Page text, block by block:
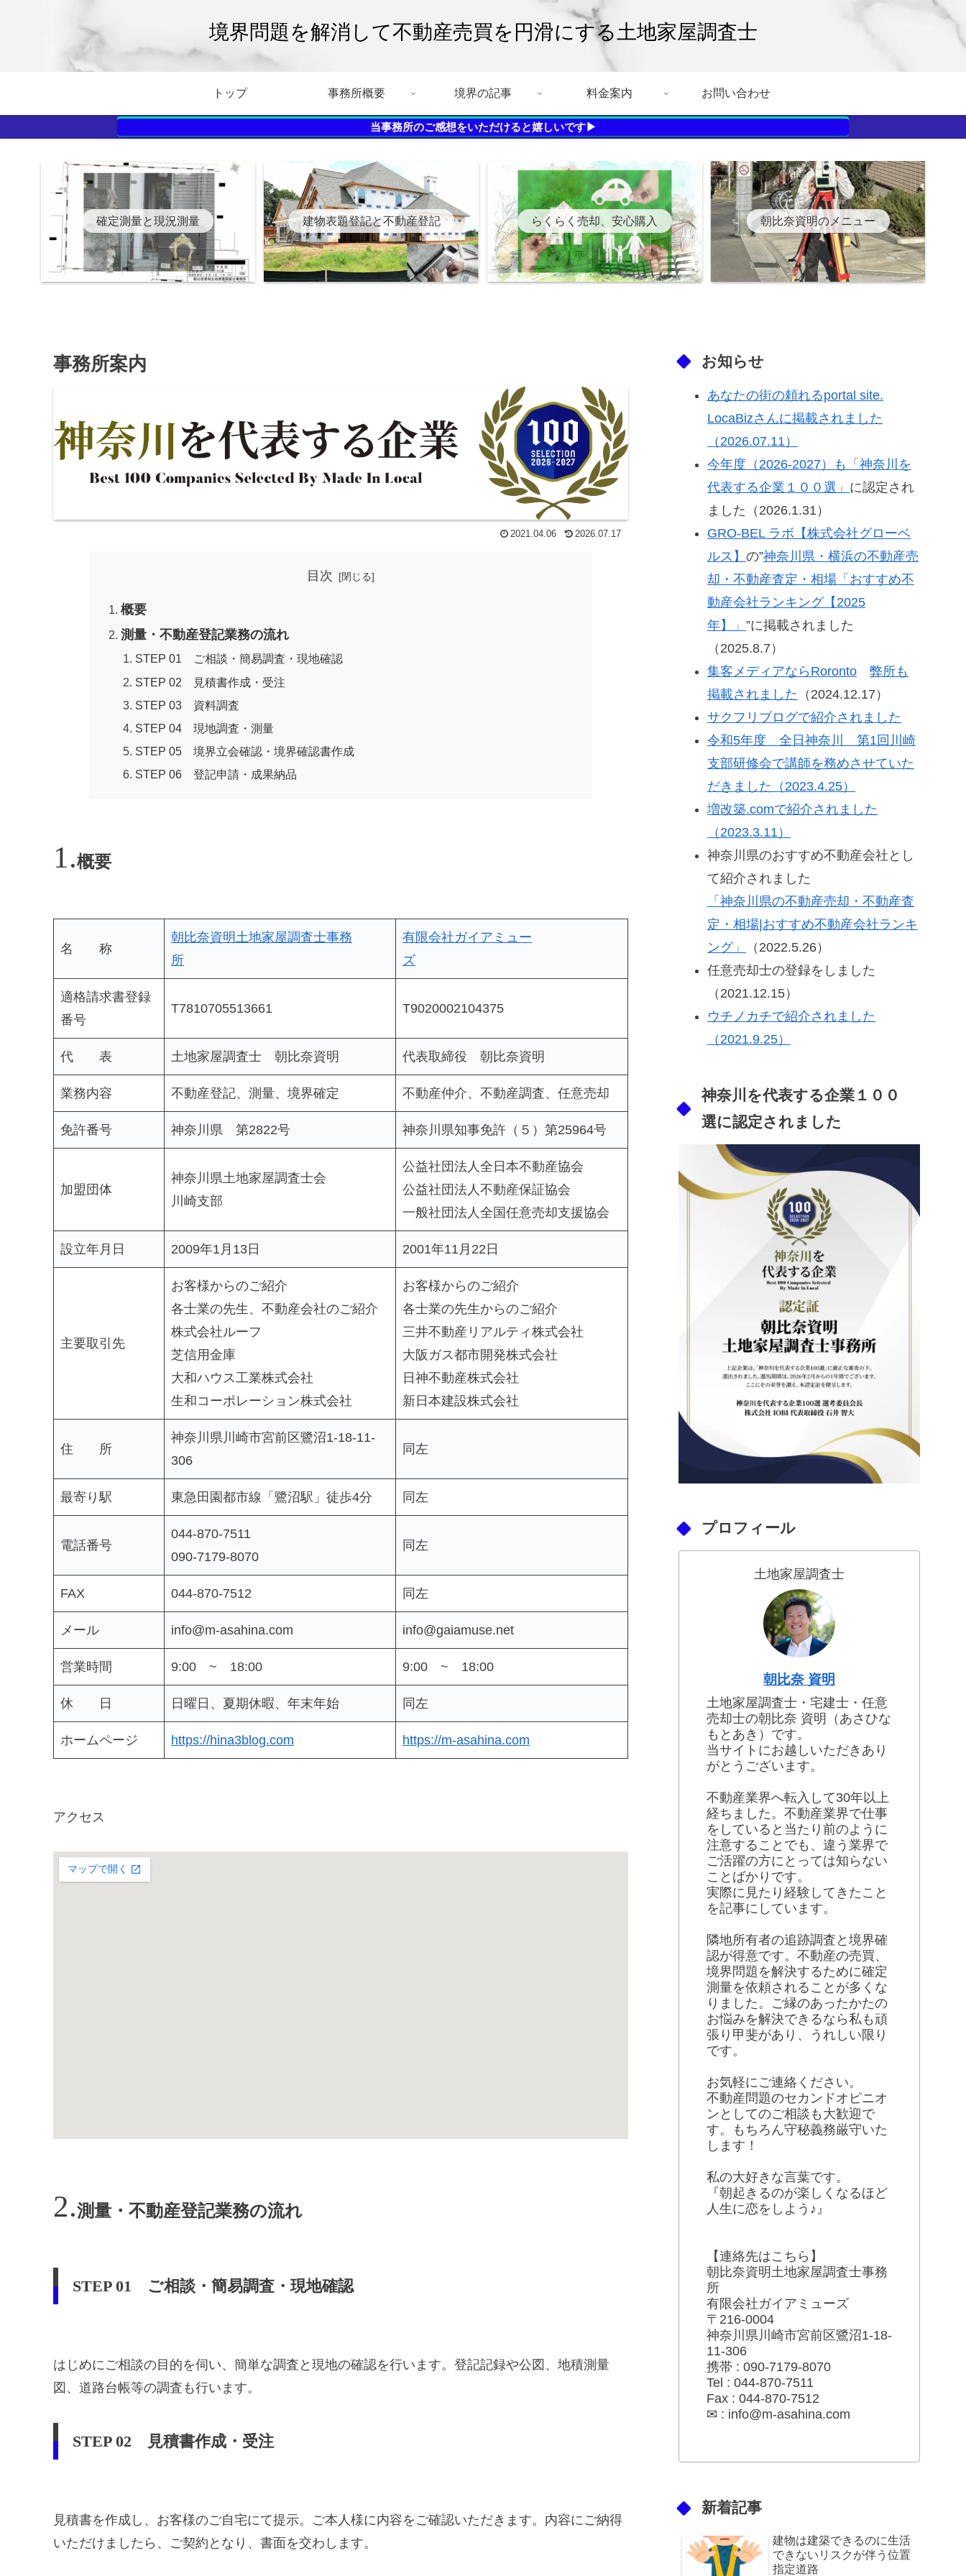
境界問題を解消して不動産売買を円滑にする土地家屋調査士
トップ 事務所概要 境界の記事 料金案内 お問い合わせ
当事務所のご感想をいただけると嬉しいです▶
確定測量と現況測量 建物表題登記と不動産登記 らくらく売却、安心購入 朝比奈資明のメニュー
事務所案内
2021.04.06 2026.07.17
目次
概要
測量・不動産登記業務の流れ
STEP 01 ご相談・簡易調査・現地確認
STEP 02 見積書作成・受注
STEP 03 資料調査
STEP 04 現地調査・測量
STEP 05 境界立会確認・境界確認書作成
STEP 06 登記申請・成果納品
概要
名 称
朝比奈資明土地家屋調査士事務
所
有限会社ガイアミュー
ズ
適格請求書登録
番号
T7810705513661 T9020002104375
代 表 土地家屋調査士 朝比奈資明 代表取締役 朝比奈資明
業務内容 不動産登記、測量、境界確定 不動産仲介、不動産調査、任意売却
免許番号 神奈川県 第2822号 神奈川県知事免許（５）第25964号
加盟団体
神奈川県土地家屋調査士会
川崎支部
公益社団法人全日本不動産協会
公益社団法人不動産保証協会
一般社団法人全国任意売却支援協会
設立年月日 2009年1月13日 2001年11月22日
主要取引先
お客様からのご紹介
各士業の先生、不動産会社のご紹介
株式会社ルーフ
芝信用金庫
大和ハウス工業株式会社
生和コーポレーション株式会社
お客様からのご紹介
各士業の先生からのご紹介
三井不動産リアルティ株式会社
大阪ガス都市開発株式会社
日神不動産株式会社
新日本建設株式会社
住 所
神奈川県川崎市宮前区鷺沼1-18-11-
306
同左
最寄り駅 東急田園都市線「鷺沼駅」徒歩4分 同左
電話番号
044-870-7511
090-7179-8070
同左
FAX 044-870-7512 同左
メール info@m-asahina.com info@gaiamuse.net
営業時間 9:00 ~ 18:00 9:00 ~ 18:00
休 日 日曜日、夏期休暇、年末年始 同左
ホームページ https://hina3blog.com https://m-asahina.com
アクセス
測量・不動産登記業務の流れ
STEP 01 ご相談・簡易調査・現地確認
はじめにご相談の目的を伺い、簡単な調査と現地の確認を行います。登記記録や公図、地積測量
図、道路台帳等の調査も行います。
STEP 02 見積書作成・受注
見積書を作成し、お客様のご自宅にて提示。ご本人様に内容をご確認いただきます。内容にご納得
いただけましたら、ご契約となり、書面を交わします。
お知らせ
あなたの街の頼れるportal site.
LocaBizさんに掲載されました
（2026.07.11）
今年度（2026-2027）も「神奈川を
代表する企業１００選」 に認定され
ました（2026.1.31）
GRO-BEL ラボ【株式会社グローベ
ルス】 の”神奈川県・横浜の不動産売
却・不動産査定・相場「おすすめ不
動産会社ランキング【2025
年】」 ”に掲載されました
（2025.8.7）
集客メディアならRoronto
弊所も
掲載されました （2024.12.17）
サクフリブログで紹介されました
令和5年度 全日神奈川 第1回川崎
支部研修会で講師を務めさせていた
だきました（2023.4.25）
増改築.comで紹介されました
（2023.3.11）
神奈川県のおすすめ不動産会社とし
て紹介されました
「神奈川県の不動産売却・不動産査
定・相場|おすすめ不動産会社ランキ
ング」
（2022.5.26）
任意売却士の登録をしました
（2021.12.15）
ウチノカチで紹介されました
（2021.9.25）
神奈川を代表する企業１００
選に認定されました
プロフィール
土地家屋調査士
朝比奈 資明
土地家屋調査士・宅建士・任意
売却士の朝比奈 資明（あさひな
もとあき）です。
当サイトにお越しいただきあり
がとうございます。
不動産業界へ転入して30年以上
経ちました。不動産業界で仕事
をしていると当たり前のように
注意することでも、違う業界で
ご活躍の方にとっては知らない
ことばかりです。
実際に見たり経験してきたこと
を記事にしています。
隣地所有者の追跡調査と境界確
認が得意です。不動産の売買、
境界問題を解決するために確定
測量を依頼されることが多くな
りました。ご縁のあったかたの
お悩みを解決できるなら私も頑
張り甲斐があり、うれしい限り
です。
お気軽にご連絡ください。
不動産問題のセカンドオピニオ
ンとしてのご相談も大歓迎で
す。もちろん守秘義務厳守いた
します！
私の大好きな言葉です。
『朝起きるのが楽しくなるほど
人生に恋をしよう♪』
【連絡先はこちら】
朝比奈資明土地家屋調査士事務
所
有限会社ガイアミューズ
〒216-0004
神奈川県川崎市宮前区鷺沼1-18-
11-306
携帯 : 090-7179-8070
Tel : 044-870-7511
Fax : 044-870-7512
✉ : info@m-asahina.com
新着記事
建物は建築できるのに生活
できないリスクが伴う位置
指定道路